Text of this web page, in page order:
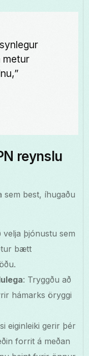
metur
reynslu
best, íhugaðu
velja þjónustu sem
bætt
: Tryggðu að
hámarks öryggi
eiginleiki gerir þér
forrit á meðan